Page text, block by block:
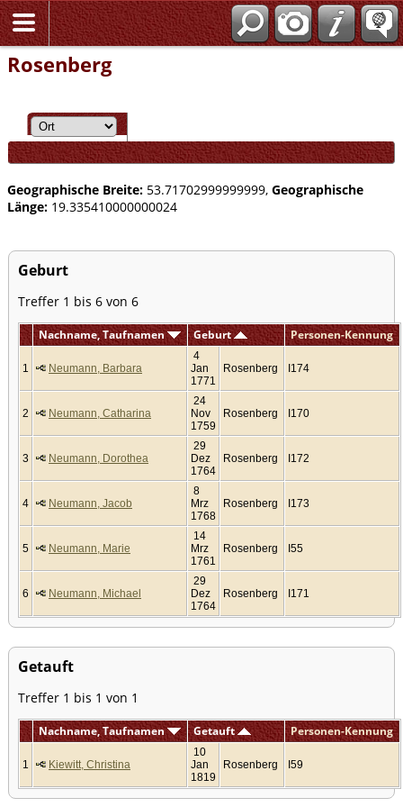
Rosenberg
Geographische Breite: 53.71702999999999, Geographische
Länge: 19.335410000000024
Geburt
Treffer 1 bis 6 von 6
Nachname, Taufnamen Geburt Personen-Kennung
1 Neumann, Barbara
4
Jan
1771
Rosenberg I174
2 Neumann, Catharina
24
Nov
1759
Rosenberg I170
3 Neumann, Dorothea
29
Dez
1764
Rosenberg I172
4 Neumann, Jacob
8
Mrz
1768
Rosenberg I173
5 Neumann, Marie
14
Mrz
1761
Rosenberg I55
6 Neumann, Michael
29
Dez
1764
Rosenberg I171
Getauft
Treffer 1 bis 1 von 1
Nachname, Taufnamen Getauft Personen-Kennung
1 Kiewitt, Christina
10
Jan
1819
Rosenberg I59